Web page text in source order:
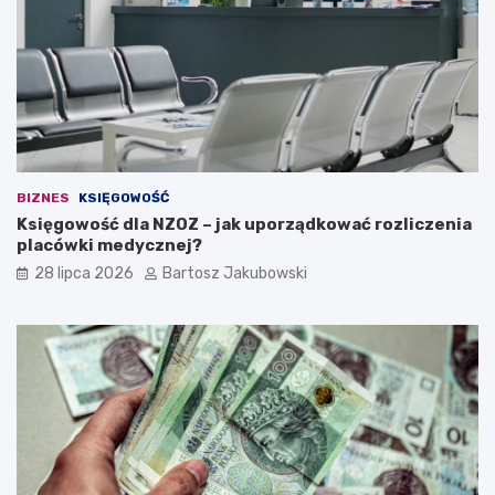
d
a
n
a
w
a
s
n
ą
BIZNES KSIĘGOWOŚĆ
Księgowość dla NZOZ – jak uporządkować rozliczenia
placówki medycznej?
28 lipca 2026 Bartosz Jakubowski